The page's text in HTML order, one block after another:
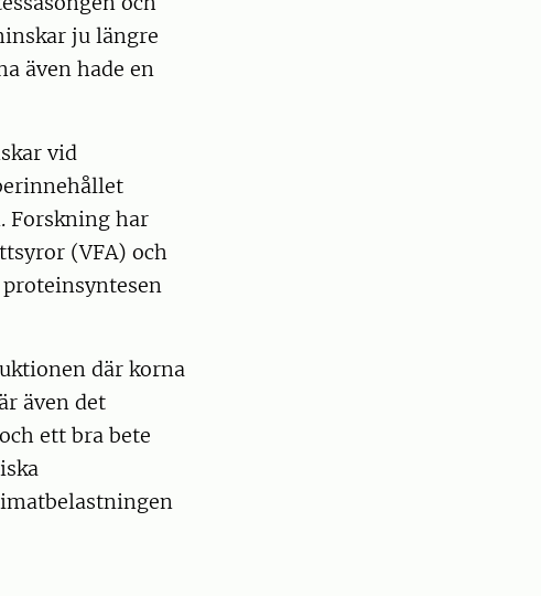
ju längre
även hade en
vid
Forskning har
(VFA) och
där korna
även det
ett bra bete